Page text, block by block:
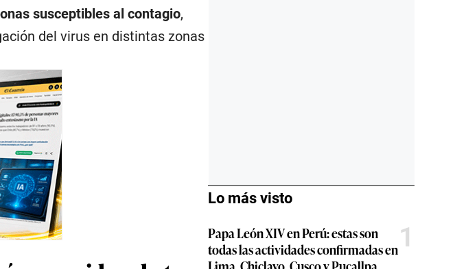
susceptibles al contagio,
del virus en distintas zonas
Lo más visto
Papa León XIV en Perú: estas son
todas las actividades confirmadas en
Lima, Chiclayo, Cusco y Pucallpa
1